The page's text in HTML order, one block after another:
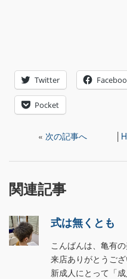
Twitter
Pocket
« 次の記事へ │
関連記事
式は無くとも
こんばんは、亀有
来店ありがとうご
新成人にとって「